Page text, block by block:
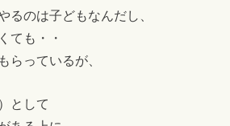
るのは子どもなんだし、
ても・・
らっているが、
として